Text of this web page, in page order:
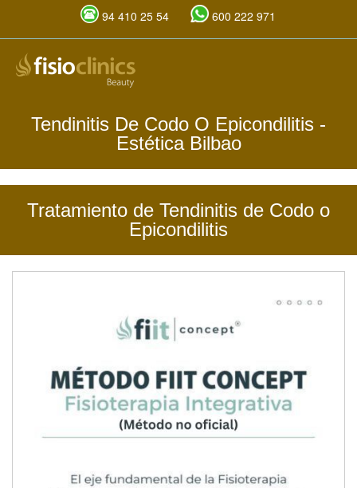
Pasar
principal
94 410 25 54 600 222 971
Tendinitis De Codo O Epicondilitis -
Estética Bilbao
Tratamiento de Tendinitis de Codo o
Epicondilitis